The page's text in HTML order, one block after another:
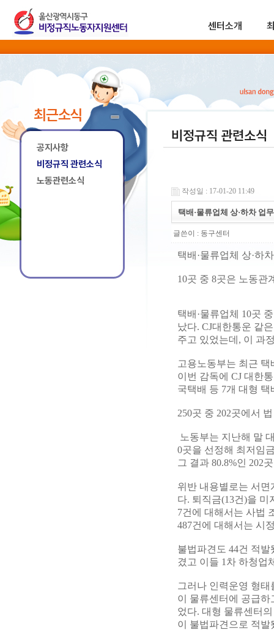
센터소개
최근소식
공지사항
비정규직 관련소식
노동관련소식
비정규직 관련소식
작성일 : 17-01-20 11:49
택배·물류업체 상·하차 업
글쓴이 : 동구센터
택배·물류업체 상·하
10곳 중 8곳은 노동
택배·물류업체 10곳
났다. CJ대한통운 같
주고 있었는데, 이 과
고용노동부는 최근 택
이번 감독에 CJ 대한
국택배 등 7개 대형
250곳 중 202곳에서
노동부는 지난해 말
0곳을 선정해 최저임
그 결과 80.8%인 202
위반 내용별로는 서면
다. 퇴직금(13건)을
7건에 대해서는 사법
487건에 대해서는 시
불법파견도 44건 적
겼고 이들 1차 하청업
그러나 인력운영 형
이 물류센터에 공급하
었다. 대형 물류센터
이 불법파견으로 적발